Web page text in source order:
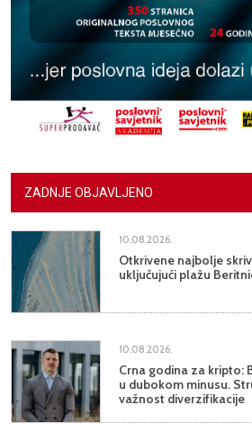
ZADNJE OBJAVLJENO
10.08.2026.
Otkrivene najbolje
uključujući plažu
10.08.2026.
Crna godina za kripto:
u dubokom minusu.
važnost diverzifikacije